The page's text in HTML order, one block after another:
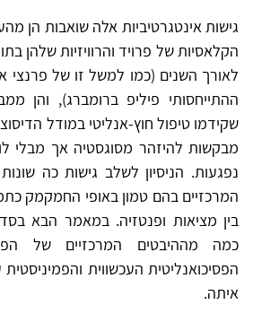
גישות אינטגרטיביות אלה שואבות הן
הקלאסיות של פרויד והרוויזיות שלהן
לאורך השנים (כמו למשל זו של פרנצי
ההתייחסותי פיליפ ברומברג), והן
מבקשות להיזהר מסוגסטיה אך מבלי
נפגעות. הניסיון לשלב גישות כה
המרכזיים בהם טמון באופי החמקמק
בין מציאות ופנטזיה. במאמר הבא
כמה מההיבטים המרכזיים של
הפסיכואנליטית העכשווית
איתה.